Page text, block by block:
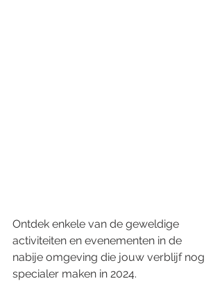
Ontdek enkele van de geweldige
activiteiten en evenementen in de
nabije omgeving die jouw verblijf nog
specialer maken in 2024.